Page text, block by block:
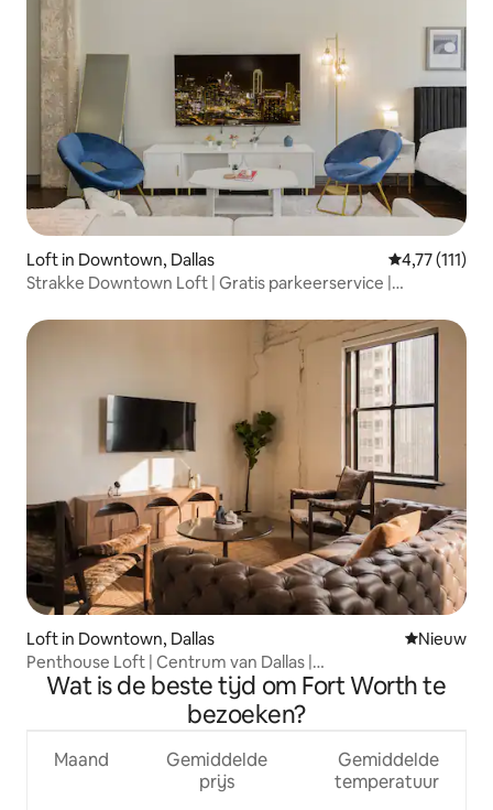
Loft in Downtown, Dallas Gemiddelde
4,77 (111)
Strakke Downtown Loft | Gratis parkeerservice |
Loft in Downtown, Dallas Nieuwe
Nieuw
Penthouse Loft | Centrum van Dallas |
Zwembad+Fitnessruimte+Kantoor
Wat is de beste tijd om Fort Worth te
bezoeken?
Maand
Gemiddelde
prijs
Gemiddelde
temperatuur